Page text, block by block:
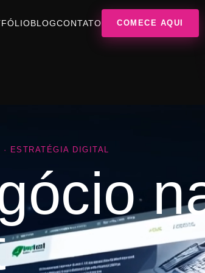
BLOGCONTATO COMECE AQUI
ESTRATÉGIA DIGITAL